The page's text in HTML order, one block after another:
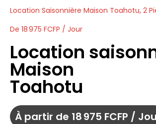
Location Saisonnière Maison Toahotu, 2
De 18 975 FCFP / Jour
Location
Maison
Toahotu
À partir de 18 975 FCFP /